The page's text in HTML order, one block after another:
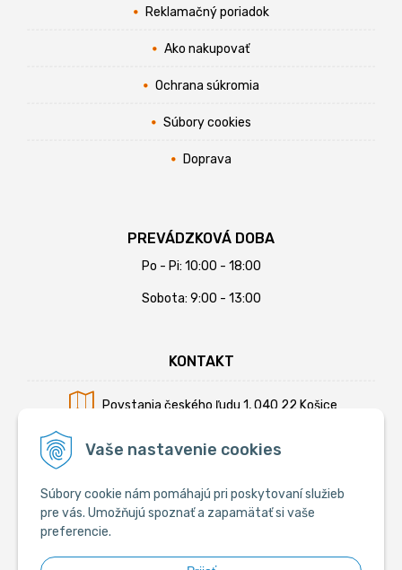
Vaše nastavenie cookies
Súbory cookie nám pomáhajú pri poskytovaní služieb
pre vás. Umožňujú spoznať a zapamätať si vaše
preferencie.
Reklamačný poriadok
Ako nakupovať
Ochrana súkromia
Súbory cookies
Doprava
PREVÁDZKOVÁ DOBA
Po - Pi: 10:00 - 18:00
Sobota: 9:00 - 13:00
KONTAKT
Povstania českého ľudu 1, 040 22 Košice
Mobil:+421 902 794 355
E-mail:info@krmiva.sk